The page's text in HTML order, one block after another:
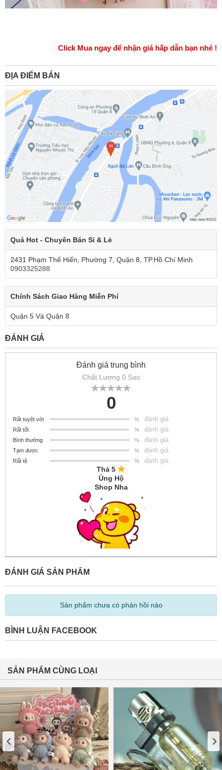
Click Mua ngay để nhận giá hấp dẫn bạn nhé !
ĐỊA ĐIỂM BÁN
Quá Hot - Chuyên Bán Sỉ & Lẻ
2431 Phạm Thế Hiển, Phường 7, Quận 8, TP.Hồ Chí Minh
0903325288
Chính Sách Giao Hàng Miễn Phí
Quận 5 Và Quận 8
ĐÁNH GIÁ
Đánh giá trung bình
Chất Lượng 0 Sao
0
Rất tuyệt vời % đánh giá
Rất tốt % đánh giá
Bình thường % đánh giá
Tạm được % đánh giá
Rất tệ % đánh giá
Thả 5
Ủng Hộ
Shop Nha
ĐÁNH GIÁ SẢN PHẨM
Sản phẩm chưa có phản hồi nào
BÌNH LUẬN FACEBOOK
SẢN PHẨM CÙNG LOẠI